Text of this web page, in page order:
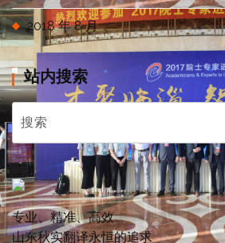
2018 年 8 月
站内搜索
专业、精准、高效
山东秋实翻译永恒的追求